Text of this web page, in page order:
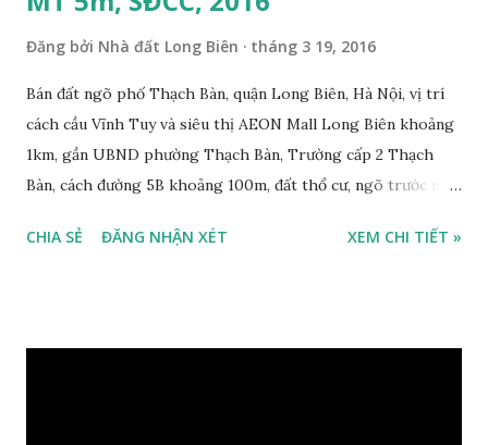
Đăng bởi Nhà đất Long Biên tháng 3 19, 2016
Bán đất ngõ phố Thạch Bàn, quận Long Biên, Hà Nội, vị trí
cách cầu Vĩnh Tuy và siêu thị AEON Mall Long Biên khoảng
1km, gần UBND phường Thạch Bàn, Trường cấp 2 Thạch
Bàn, cách đường 5B khoảng 100m, đất thổ cư, ngõ trước nhà
mặt tiền 5m, sổ đỏ chính chủ, giá bán 30 triệu/m2. Liên hệ:
CHIA SẺ ĐĂNG NHẬN XÉT XEM CHI TIẾT »